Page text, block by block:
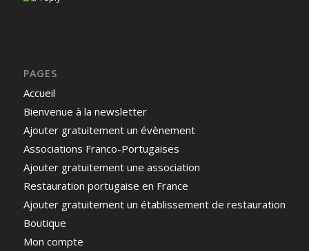
PAGES
Accueil
Bienvenue à la newsletter
Ajouter gratuitement un évènement
Associations Franco-Portugaises
Ajouter gratuitement une association
Restauration portugaise en France
Ajouter gratuitement un établissement de restauration
Boutique
Mon compte